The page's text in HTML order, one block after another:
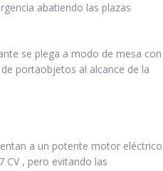
abatiendo las plazas
se plega a modo de mesa con
portaobjetos al alcance de la
a un potente motor eléctrico
CV , pero evitando las